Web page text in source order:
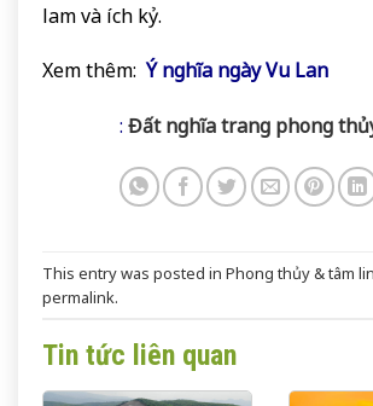
lam và ích kỷ.
Xem thêm:Ý nghĩa ngày Vu Lan
: Đất nghĩa trang phong
This entry was posted in Phong thủy & tâm
permalink.
Tin tức liên quan